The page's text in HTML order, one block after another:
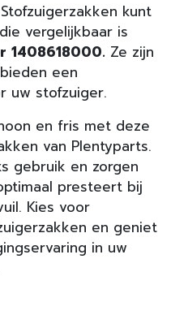
kunt
vergelijkbaar is
1408618000. Ze zijn
een
uw stofzuiger.
en fris met deze
van Plentyparts.
gebruik en zorgen
presteert bij
Kies voor
en geniet
in uw